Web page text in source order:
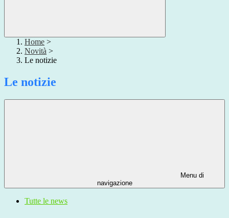
Home >
Novità >
Le notizie
Le notizie
Menu di
navigazione
Tutte le news